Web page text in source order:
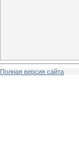
Полная версия сайта